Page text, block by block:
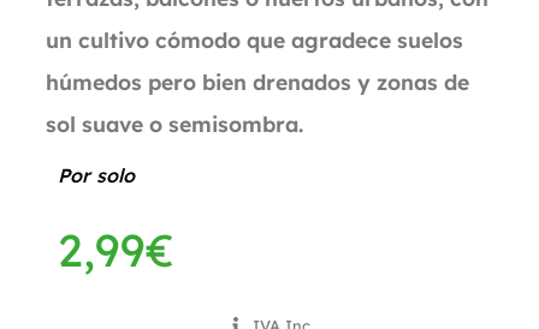
un cultivo cómodo que agradece suelos
húmedos pero bien drenados y zonas de
sol suave o semisombra.
Por solo
2,99€